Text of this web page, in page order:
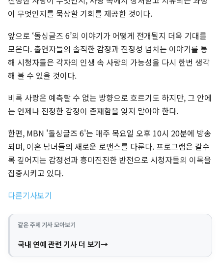
이 무엇인지를 묵상할 기회를 제공한 것이다.
앞으로 ‘돌싱글즈 6’의 이야기가 어떻게 전개될지 더욱 기대를
모은다. 출연자들의 솔직한 감정과 진정성 넘치는 이야기를 통
해 시청자들은 각자의 인생 속 사랑의 가능성을 다시 한번 생각
해 볼 수 있을 것이다.
비록 사랑은 예측할 수 없는 방향으로 흐르기도 하지만, 그 안에
는 언제나 진정한 감정이 존재함을 잊지 말아야 한다.
한편, MBN '돌싱글즈 6'는 매주 목요일 오후 10시 20분에 방송
되며, 이혼 남녀들의 새로운 로맨스를 다룬다. 프로그램은 갈수
록 깊어지는 감정선과 흥미진진한 반전으로 시청자들의 이목을
집중시키고 있다.
다른기사보기
같은 주제 기사 모아보기
국내 연예 관련 기사 더 보기